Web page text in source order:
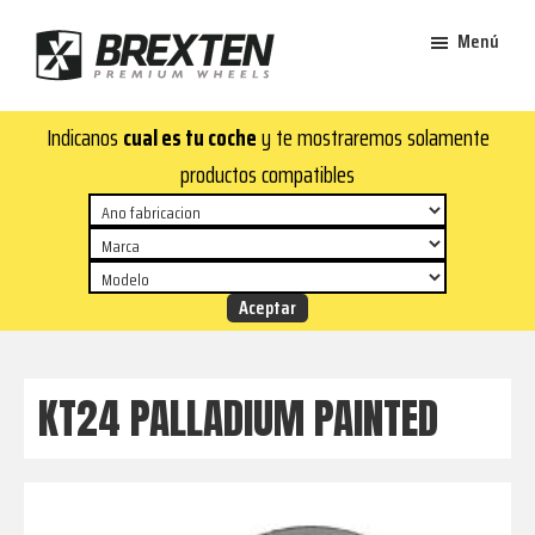
contenido
principal
de
página
Brexten
aluminio
premium
¡En
Brexten.com
encontrarás
aluminio
top!
y
estilo
Menú
Indicanos cual es tu cochey te mostraremos solamente
productos compatibles
KT24 PALLADIUM PAINTED